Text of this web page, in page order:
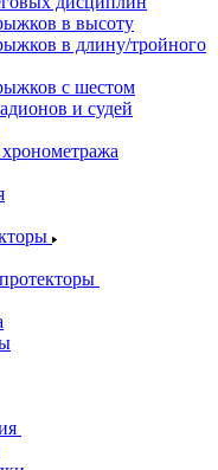
в высоту
в длину/тройного
с шестом
и судей